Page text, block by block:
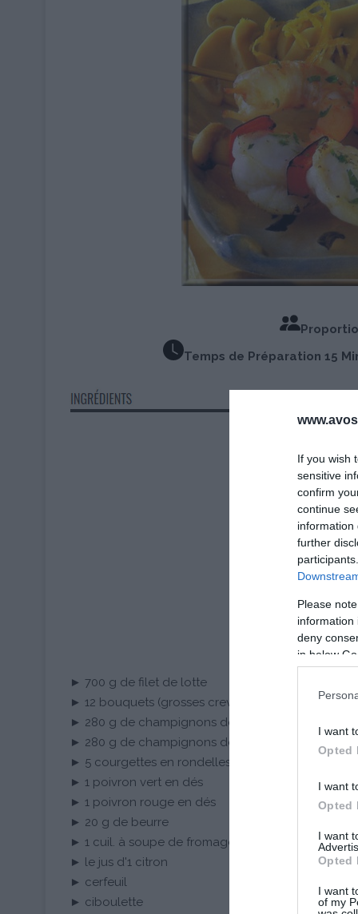
If you wish
sensitive
confirm
continue
information
further
Please
information
deny
in below
I want
Opted
I want
Opted
I want
Opted
I want
of my
Temps de Préparation 15
► 700 g de filet de lotte
► 12 bouquets (grosses crevettes roses)
► 280 g de champignons de Paris émincés
► 280 g de champignons de Paris entiers de taille
► 5 courgettes en rondelles
► 1 poivron vert en dés
► 1 poivron rouge en dés
► 20 g de beurre
► 1 cuil. à soupe de fromage blanc 0% de mat.gr
► le jus d'1 citron
► cerfeuil
► ciboulette